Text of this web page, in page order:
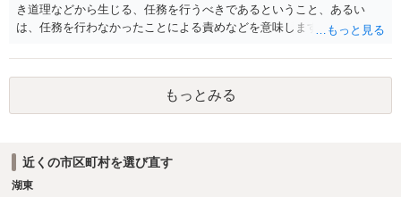
き道理などから生じる、任務を行うべきであるということ、あるい
は、任務を行わなかったことによる責めなどを意味します。 道義的責
則はありませんが、道義的責任を果たさないことで、他人からの信用
を無くす、不遇を受けるなどの一般的にはそのような事実上の不利益
もっとみる
近くの市区町村を選び直す
湖東